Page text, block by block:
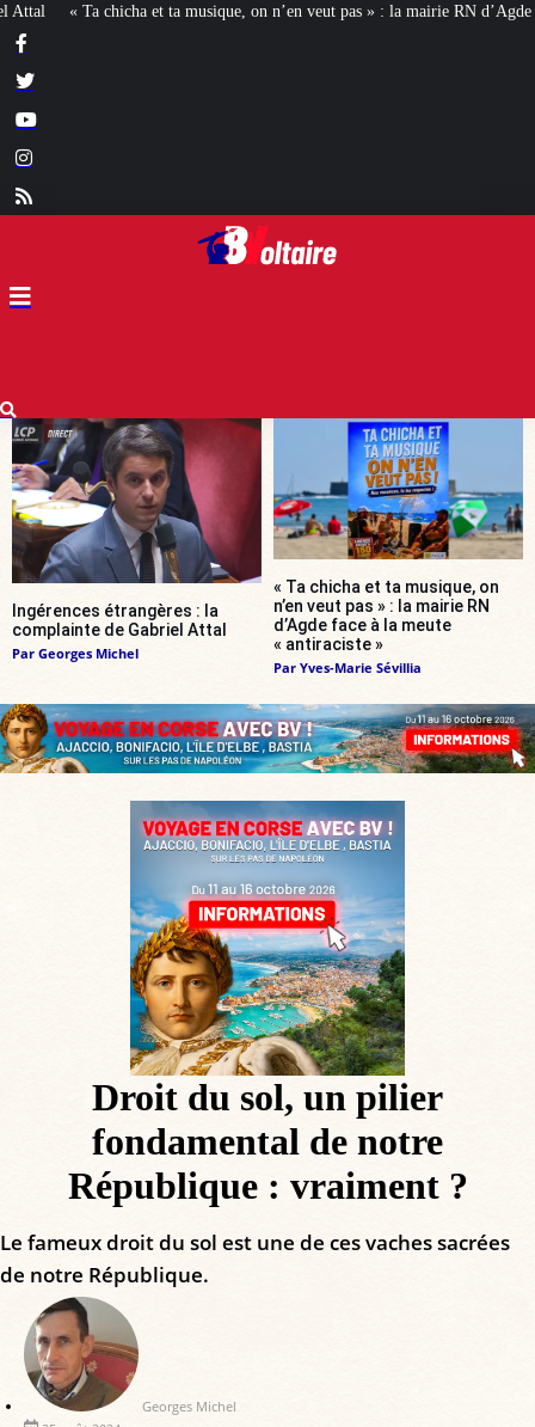
n’en veut pas » : la mairie RN d’Agde face à la meute « antiraciste »
Ingérences étrangères : la
complainte de Gabriel Attal
Par Georges Michel
« Ta chicha et ta musique, on
n’en veut pas » : la mairie RN
d’Agde face à la meute
« antiraciste »
Par Yves-Marie Sévillia
Droit du sol, un pilier
fondamental de notre
République : vraiment ?
Le fameux droit du sol est une de ces vaches sacrées
de notre République.
Georges Michel